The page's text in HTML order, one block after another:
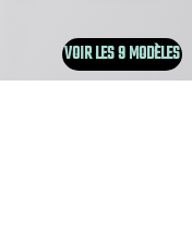
VOIR LES 9 MODÈLES